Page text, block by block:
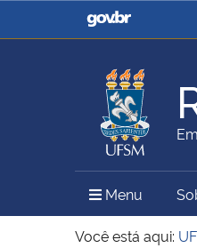
Casa Civil
Ministério da
Pecuária e
Ministério do Meio
Menu Menu
Você está aqui: